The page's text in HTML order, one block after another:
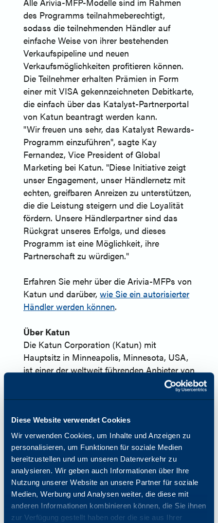
Diese Website verwendet Cookies
Wir verwenden Cookies, um Inhalte und Anzeigen zu
personalisieren, um Funktionen für soziale Medien
bereitzustellen und um unseren Datenverkehr zu
analysieren. Wir geben auch Informationen über Ihre
Nutzung unserer Website an unsere Partner für soziale
Medien, Werbung und Analysen weiter, die diese mit
anderen Informationen kombinieren können, die Sie ihnen
zur Verfügung gestellt haben oder die sie aus Ihrer
des Programms teilnahmeberechtigt,
sodass die teilnehmenden Händler auf
einfache Weise von ihrer bestehenden
Verkaufspipeline und neuen
Verkaufsmöglichkeiten profitieren können.
Die Teilnehmer erhalten Prämien in Form
einer mit VISA gekennzeichneten Debitkarte,
die einfach über das Katalyst-Partnerportal
von Katun beantragt werden kann.
"Wir freuen uns sehr, das Katalyst Rewards-
Programm einzuführen", sagte Kay
Fernandez, Vice President of Global
Marketing bei Katun. "Diese Initiative zeigt
unser Engagement, unser Händlernetz mit
echten, greifbaren Anreizen zu unterstützen,
die die Leistung steigern und die Loyalität
fördern. Unsere Händlerpartner sind das
Rückgrat unseres Erfolgs, und dieses
Programm ist eine Möglichkeit, ihre
Partnerschaft zu würdigen."
Erfahren Sie mehr über die Arivia-MFPs von
Katun und darüber, wie Sie ein autorisierter
Händler werden können.
Über Katun
Die Katun Corporation (Katun) mit
Hauptsitz in Minneapolis, Minnesota, USA,
ist einer der weltweit führenden Anbieter von
OEM-äquivalentem Imaging-Zubehör und
einer umfassenden Palette von Produkten
und Multifunktionsdrucker (MFPs). Im Jahr
2024 brachte Katun mit Arivia seine erste
Produktlinie von Multifunktionsgeräten auf
den Markt. Katun verfügt über mehr als 45
Jahre Erfahrung in der Bürotechnikbranche
und betreut weltweit rund 8.000 Händler-
und Distributionspartner. Mit seiner
umfassenden Branchenkenntnis möchte